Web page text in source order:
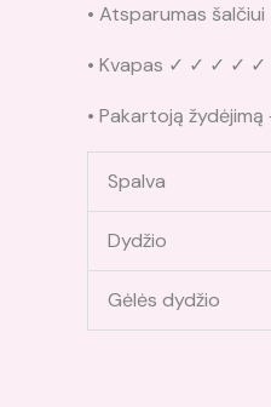
• Atsparumas šalčiui
• Kvapas ✓ ✓ ✓ ✓ ✓
• Pakartoją žydėjimą
Spalva
Dydžio
Gėlės dydžio